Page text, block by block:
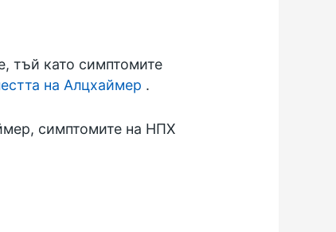
тъй като симптомите
на Алцхаймер .
симптомите на НПХ